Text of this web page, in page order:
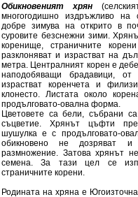
Обикновеният хрян
многогодишно издръжливо на
добре зимува на открито в
суровите безснежни зими.
коренище, страничните
разклоняват и израстват на
метра. Централният корен е
наподобяващи брадавици, от
израстват коренчета и
клонесто. Листата около
продълговато-овална форма.
Цветовете са бели, събрани
съцветие. Хрянът цъфти
шушулка е с продълговато-
обикновено не дозряват
размножение. Затова хрянът
семена. За тази цел се
страничните корени.
Родината на хряна е